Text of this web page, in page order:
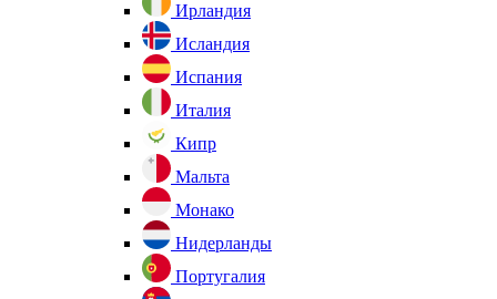
Ирландия
Исландия
Испания
Италия
Кипр
Мальта
Монако
Нидерланды
Португалия